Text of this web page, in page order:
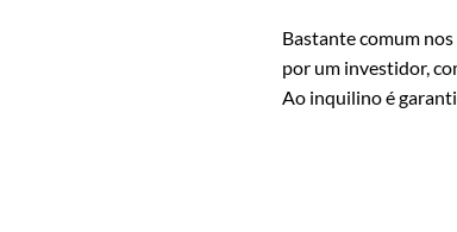
Bastante comum
por um investidor,
Ao inquilino é